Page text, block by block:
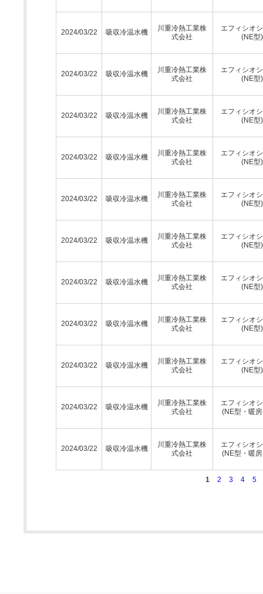
2024/03/22 吸収冷温水機
川重冷熱工業株
式会社
エフィシオ
(NE型)
2024/03/22 吸収冷温水機
川重冷熱工業株
式会社
エフィシオ
(NE型)
2024/03/22 吸収冷温水機
川重冷熱工業株
式会社
エフィシオ
(NE型)
2024/03/22 吸収冷温水機
川重冷熱工業株
式会社
エフィシオ
(NE型)
2024/03/22 吸収冷温水機
川重冷熱工業株
式会社
エフィシオ
(NE型)
2024/03/22 吸収冷温水機
川重冷熱工業株
式会社
エフィシオ
(NE型)
2024/03/22 吸収冷温水機
川重冷熱工業株
式会社
エフィシオ
(NE型)
2024/03/22 吸収冷温水機
川重冷熱工業株
式会社
エフィシオ
(NE型)
2024/03/22 吸収冷温水機
川重冷熱工業株
式会社
エフィシオ
(NE型)
2024/03/22 吸収冷温水機
川重冷熱工業株
式会社
エフィシオ
(NE型・暖
2024/03/22 吸収冷温水機
川重冷熱工業株
式会社
エフィシオ
(NE型・暖
1 2 3 4 5